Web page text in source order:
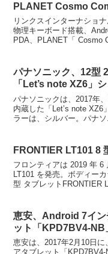
PLANET Cosmo
リンクスインターナショ
物理キーボード搭載、
PDA、PLANET「 Cosmo
パナソニック、12型
「Let’s note XZ6」
パナソニックは、2017年
内蔵した「Let’s note XZ6
ラーは、シルバー。パナ
FRONTIER LT101 8
フロンティアは 2019 年 6
LT101 を発売。ボディー
型 タブレットFRONTIER
恵安、Android 7イン
ット「KPD7BV4-
恵安は、2017年2月10日
アタブレット「KPD7BV4-